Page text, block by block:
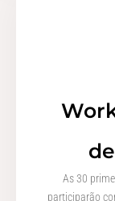
As 30
participarão